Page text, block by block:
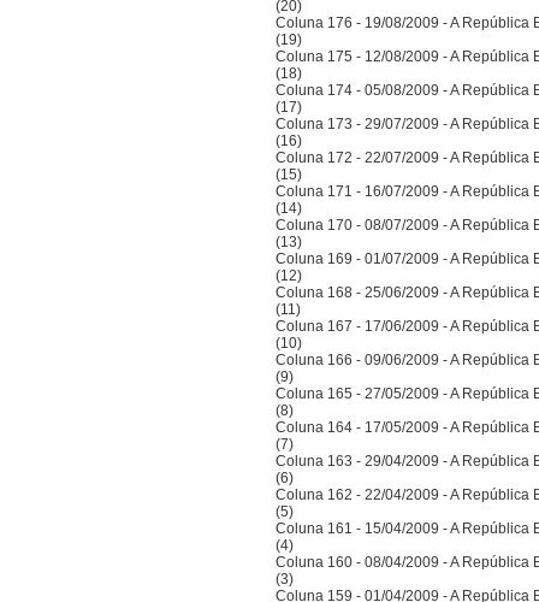
(20)
Coluna 176 - 19/08/2009 - A República
(19)
Coluna 175 - 12/08/2009 - A República
(18)
Coluna 174 - 05/08/2009 - A República
(17)
Coluna 173 - 29/07/2009 - A República
(16)
Coluna 172 - 22/07/2009 - A República
(15)
Coluna 171 - 16/07/2009 - A República
(14)
Coluna 170 - 08/07/2009 - A República
(13)
Coluna 169 - 01/07/2009 - A República
(12)
Coluna 168 - 25/06/2009 - A República
(11)
Coluna 167 - 17/06/2009 - A República
(10)
Coluna 166 - 09/06/2009 - A República
(9)
Coluna 165 - 27/05/2009 - A República
(8)
Coluna 164 - 17/05/2009 - A República
(7)
Coluna 163 - 29/04/2009 - A República
(6)
Coluna 162 - 22/04/2009 - A República
(5)
Coluna 161 - 15/04/2009 - A República
(4)
Coluna 160 - 08/04/2009 - A República
(3)
Coluna 159 - 01/04/2009 - A República